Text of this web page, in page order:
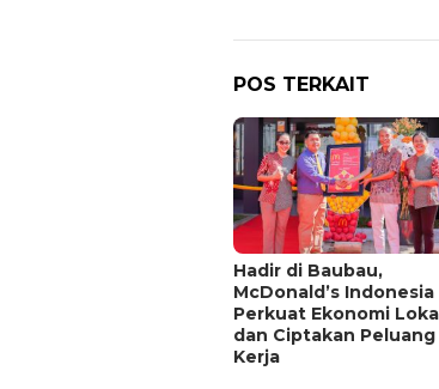
POS TERKAIT
Hadir di Baubau,
McDonald’s Indonesia
Perkuat Ekonomi
dan Ciptakan Peluang
Kerja